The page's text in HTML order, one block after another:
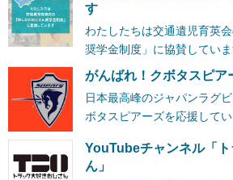
す
わたしたちは交通遺児育英
奨学金制度」に協賛していま
がんばれ！クボタスピア
日本最高峰のジャパンラグ
ボタスピアーズを応援してい
YouTubeチャンネル「
ん」